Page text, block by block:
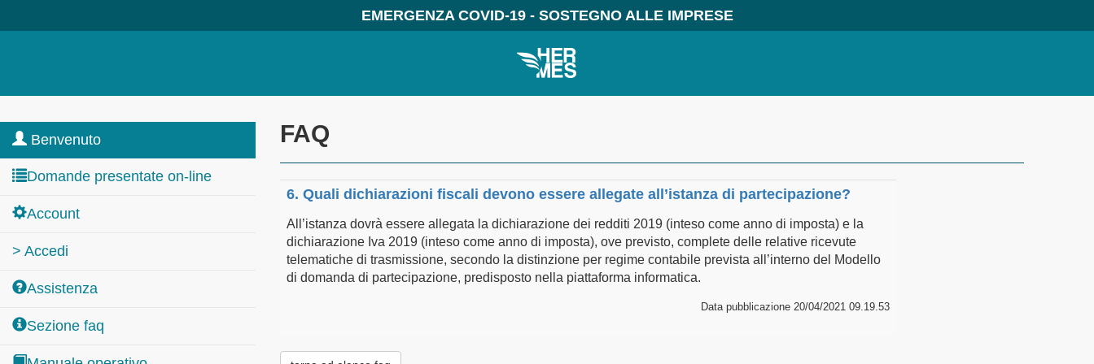
EMERGENZA COVID-19 - SOSTEGNO ALLE IMPRESE
Benvenuto
Domande presentate on-line
Account
> Accedi
Assistenza
Sezione faq
FAQ
6. Quali dichiarazioni fiscali devono essere allegate all’istanza di partecipazione?
All’istanza dovrà essere allegata la dichiarazione dei redditi 2019 (inteso come anno di imposta) e la
dichiarazione Iva 2019 (inteso come anno di imposta), ove previsto, complete delle relative ricevute
telematiche di trasmissione, secondo la distinzione per regime contabile prevista all’interno del Modello
di domanda di partecipazione, predisposto nella piattaforma informatica.
Data pubblicazione 20/04/2021 09.19.53